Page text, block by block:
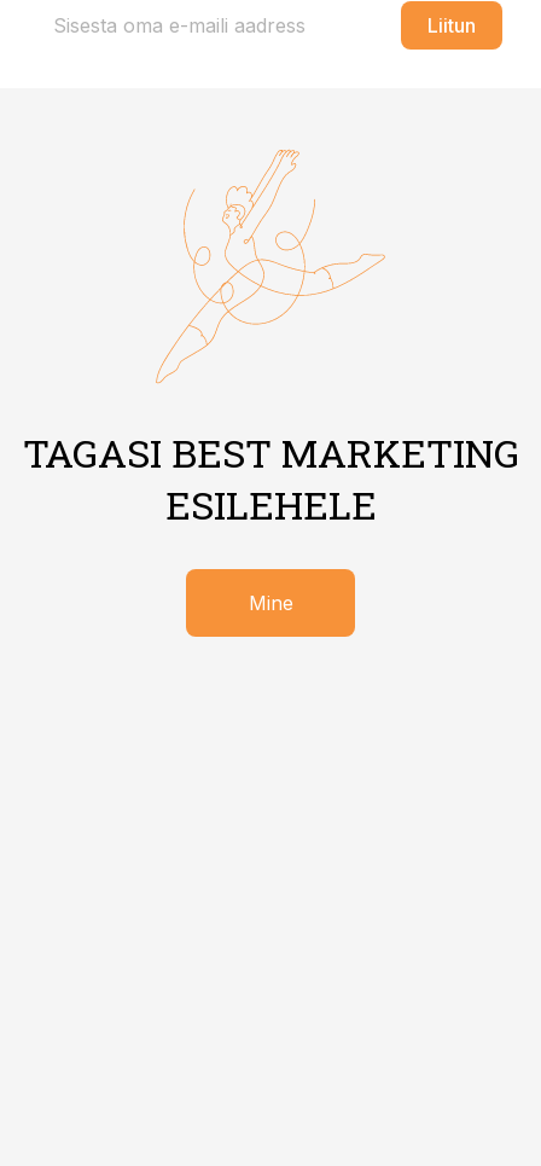
Liitun
TAGASI BEST MARKETING
ESILEHELE
Mine